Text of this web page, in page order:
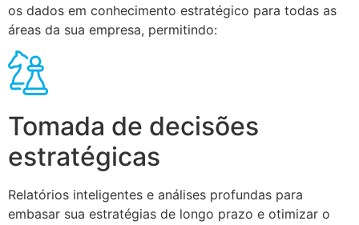
os dados em conhecimento estratégico para todas as
áreas da sua empresa, permitindo:
Tomada de decisões
estratégicas
Relatórios inteligentes e análises profundas para
embasar sua estratégias de longo prazo e otimizar o